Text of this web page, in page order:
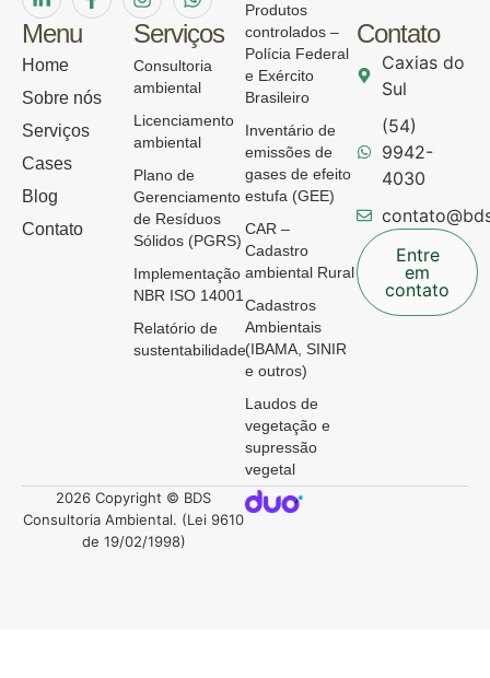
Menu
Home
Sobre nós
Serviços
Cases
Blog
Contato
Serviços
Consultoria
ambiental
Licenciamento
ambiental
Plano de
Gerenciamento
de Resíduos
Sólidos (PGRS)
Implementação
NBR ISO 14001
Relatório de
sustentabilidade
Produtos
controlados –
Polícia Federal
e Exército
Brasileiro
Inventário de
emissões de
gases de efeito
estufa (GEE)
CAR –
Cadastro
ambiental Rural
Cadastros
Ambientais
(IBAMA, SINIR
e outros)
Laudos de
vegetação e
supressão
vegetal
Contato
Caxias do
Sul
(54)
9942-
4030
Entre
em
contato
2026 Copyright © BDS
Consultoria Ambiental. (Lei 9610
de 19/02/1998)